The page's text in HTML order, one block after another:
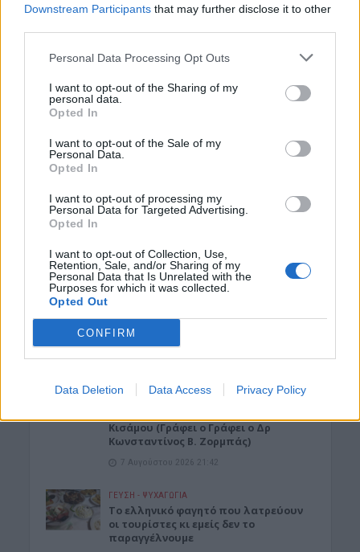
Downstream Participants that may further disclose it to other
Personal Data Processing Opt Outs
I want to opt-out of the Sharing of my
personal data.
Opted In
I want to opt-out of the Sale of my
Personal Data.
Opted In
I want to opt-out of processing my
Personal Data for Targeted Advertising.
Opted In
I want to opt-out of Collection, Use,
Retention, Sale, and/or Sharing of my
Personal Data that Is Unrelated with the
Purposes for which it was collected.
Opted Out
CONFIRM
Data Deletion Data Access Privacy Policy
να ανησυχήσουμε
Υποδιευθυντές και Αστυνόμοι Α’
8 Αυγούστου 2026 08:06
Tα ζώδια του Σαββάτου 8 Αυγούστου
ΓΕΎΣΗ - ΨΥΧΑΓΩΓΊΑ • ΔΉΜΟΣ ΠΛΑΤΑΝΙΆ
Δήμος Πλατανιά: Συνεχίζονται οι
εκδηλώσεις “Πολιτιστικό Καλοκαίρι
ΤΟΥΡΙΣΜΟΣ”
7 Αυγούστου 2026 21:54
ΠΟΛΙΤΙΣΜΟΣ
Περί Πολιτισμού και άλλων τινών! Mε
Κισάμου (Γράφει ο Γράφει ο Δρ
Κωνσταντίνος Β. Ζορμπάς)
7 Αυγούστου 2026 21:42
ΓΕΎΣΗ - ΨΥΧΑΓΩΓΊΑ
Το ελληνικό φαγητό που λατρεύουν
οι τουρίστες κι εμείς δεν το
παραγγέλνουμε